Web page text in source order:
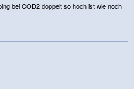
bei COD2 doppelt so hoch ist wie noch